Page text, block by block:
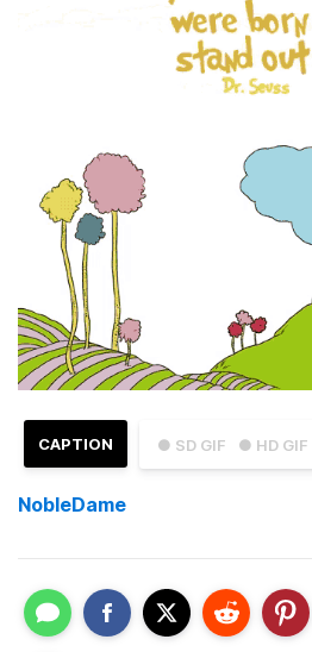
● SD GIF ● HD GIF
CAPTION
NobleDame